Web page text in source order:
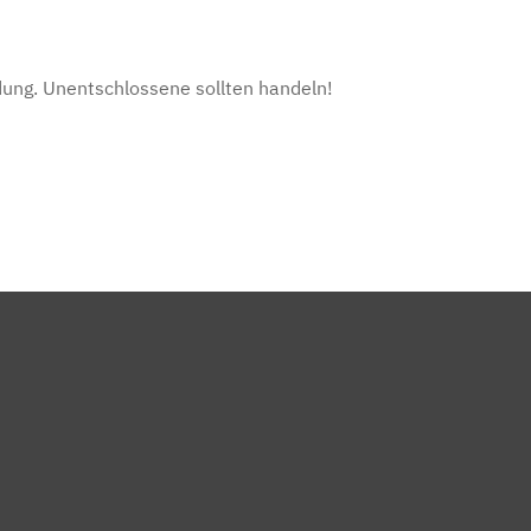
Unentschlossene sollten handeln!